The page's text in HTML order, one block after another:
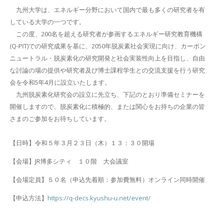
九州大学は、エネルギー分野において国内で最も多くの研究者を有
している大学の一つです。
この度、200名を超える研究者が参画するエネルギー研究教育機構
(Q-PIT)での研究成果を基に、2050年脱炭素社会実現に向け、カーボン
ニュートラル・脱炭素化の研究開発と社会実装性向上を目指し、自由
な討論の場の提供や研究者及び博士課程学生との交流支援を行う研究
会を令和5年4月に設立いたします。
九州脱炭素化研究会の設立に先立ち、下記のとおり準備セミナーを
開催しますので、脱炭素化に積極的、または関心をお持ちの企業の皆
さまのご参加をお待ちしています。
【日時】令和５年３月２３日（木）１３：３０開場
【会場】JR博多シティ １０階 大会議室
【会場定員】５０名（申込先着順：参加費無料）オンライン同時開催
【申込方法】 https://q-decs.kyushu-u.net/event/